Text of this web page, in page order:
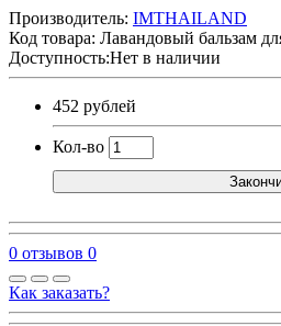
Производитель: IMTHAILAND
Код товара: Лавандовый бальзам
Доступность:Нет в наличии
452 рублей
Кол-во
0 отзывов 0
Как заказать?